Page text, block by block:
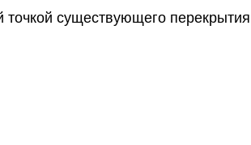
существующего